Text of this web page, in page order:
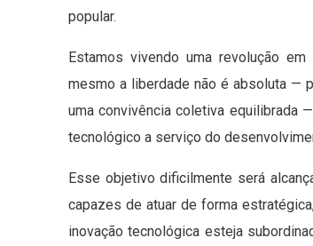
popular.
Estamos vivendo uma revolução
mesmo a liberdade não é absoluta —
uma convivência coletiva equilibrada
tecnológico a serviço do
Esse objetivo dificilmente será
capazes de atuar de forma
inovação tecnológica esteja